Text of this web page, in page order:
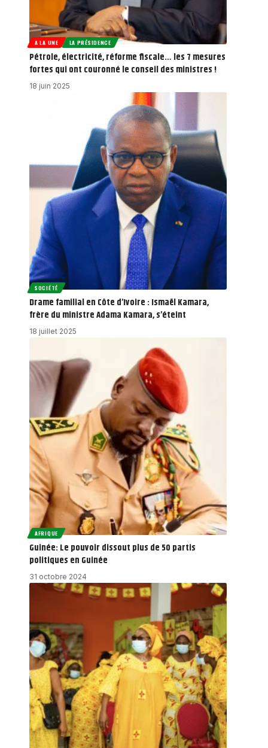
A LA UNE LA PRÉSIDENCE
Pétrole, électricité, réforme fiscale… les 7 mesures
fortes qui ont couronné le conseil des ministres !
18 juin 2025
SOCIÉTÉ
Drame familial en Côte d’Ivoire : Ismaël Kamara,
frère du ministre Adama Kamara, s’éteint
18 juillet 2025
AFRIQUE
Guinée: Le pouvoir dissout plus de 50 partis
politiques en Guinée
31 octobre 2024